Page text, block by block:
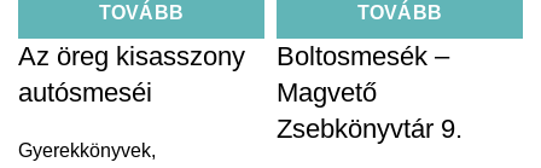
TOVÁBB
Az öreg kisasszony
autósmeséi
Gyerekkönyvek,
TOVÁBB
Boltosmesék –
Magvető
Zsebkönyvtár 9.